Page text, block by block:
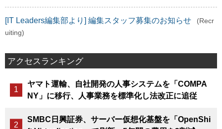
[IT Leaders編集部より] 編集スタッフ募集のお知らせ
(Recr
uiting)
アクセスランキング
ヤマト運輸、自社開発の人事システムを「COMPA
NY」に移行、人事業務を標準化し法改正に追従
SMBC日興証券、サーバー仮想化基盤を「OpenShi